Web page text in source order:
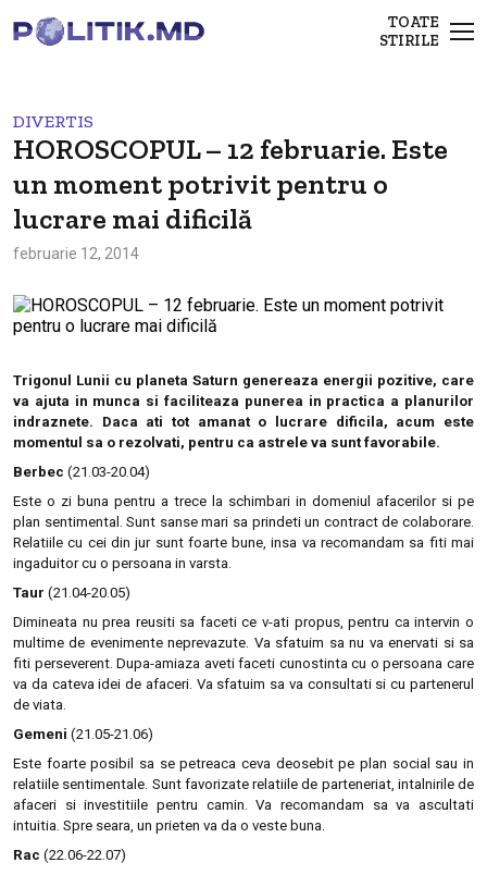
TOATE
STIRILE
DIVERTIS
HOROSCOPUL – 12 februarie. Este
un moment potrivit pentru o
lucrare mai dificilă
februarie 12, 2014
Trigonul Lunii cu planeta Saturn genereaza energii pozitive, care
va ajuta in munca si faciliteaza punerea in practica a planurilor
indraznete. Daca ati tot amanat o lucrare dificila, acum este
momentul sa o rezolvati, pentru ca astrele va sunt favorabile.
Berbec (21.03-20.04)
Este o zi buna pentru a trece la schimbari in domeniul afacerilor si pe
plan sentimental. Sunt sanse mari sa prindeti un contract de colaborare.
Relatiile cu cei din jur sunt foarte bune, insa va recomandam sa fiti mai
ingaduitor cu o persoana in varsta.
Taur (21.04-20.05)
Dimineata nu prea reusiti sa faceti ce v-ati propus, pentru ca intervin o
multime de evenimente neprevazute. Va sfatuim sa nu va enervati si sa
fiti perseverent. Dupa-amiaza aveti faceti cunostinta cu o persoana care
va da cateva idei de afaceri. Va sfatuim sa va consultati si cu partenerul
de viata.
Gemeni (21.05-21.06)
Este foarte posibil sa se petreaca ceva deosebit pe plan social sau in
relatiile sentimentale. Sunt favorizate relatiile de parteneriat, intalnirile de
afaceri si investitiile pentru camin. Va recomandam sa va ascultati
intuitia. Spre seara, un prieten va da o veste buna.
Rac (22.06-22.07)